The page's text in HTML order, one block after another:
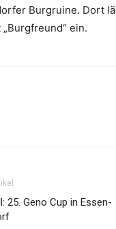
Burgruine. Dort
ein.
25. Geno Cup in Essen-